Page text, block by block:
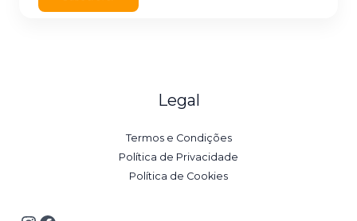
Legal
Termos e Condições
Política de Privacidade
Política de Cookies